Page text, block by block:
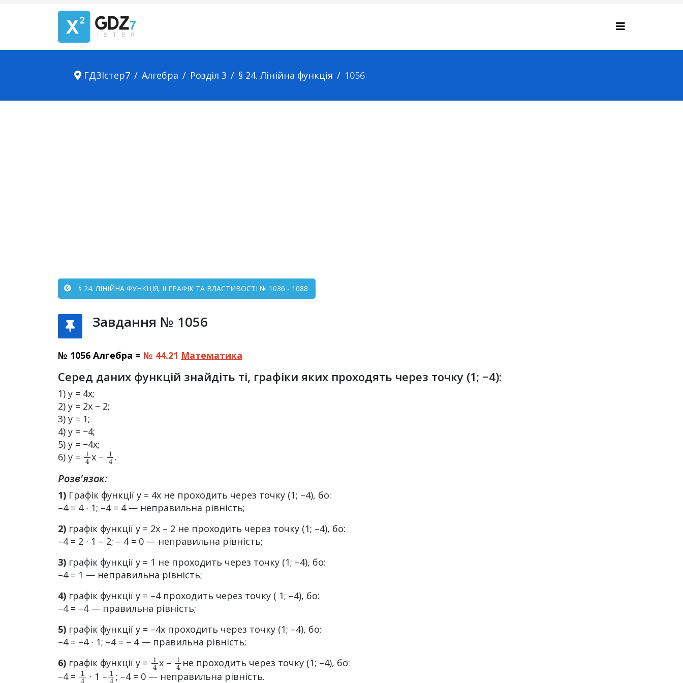
ГДЗІстер7 Алгебра Розділ 3 § 24. Лінійна функція 1056
§ 24. ЛІНІЙНА ФУНКЦІЯ, ЇЇ ГРАФІК ТА ВЛАСТИВОСТІ № 1036 - 1088
Завдання № 1056
№ 1056 Алгебра = № 44.21 Математика
Серед даних функцій знайдіть ті, графіки яких проходять через точку (1; −4):
1) y = 4x;
2) y = 2x − 2;
3) y = 1;
4) y = −4;
5) y = −4x;
6) y = 14x − 1 .
Розв'язок:
1) Графік функції у = 4x не проходить через точку (1; –4), бо:
–4 = 4 ∙ 1; –4 = 4 — неправильна рівність;
2) графік функції y = 2x – 2 не проходить через точку (1; –4), бо:
–4 = 2 ∙ 1 – 2; – 4 = 0 — неправильна рівність;
3) графік функції у = 1 не проходить через точку (1; –4), бо:
–4 = 1 — неправильна рівність;
4) графік функції у = –4 проходить через точку ( 1; –4), бо:
–4 = –4 — правильна рівність;
5) графік функції у = –4x проходить через точку (1; –4), бо:
–4 = –4 ∙ 1; –4 = – 4 — правильна рівність;
6) графік функції у = 1 x – 1 не проходить через точку (1; –4), бо:
–4 = 14∙ 1 –14; –4 = 0 — неправильна рівність.